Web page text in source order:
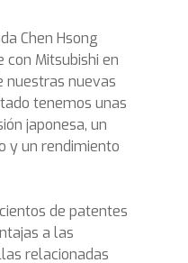
Chen Hsong
Mitsubishi en
nuestras nuevas
tenemos unas
japonesa, un
y un rendimiento
de patentes
a las
relacionadas